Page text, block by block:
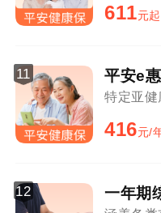
611元起
11 平安e
416元/
12 一年期